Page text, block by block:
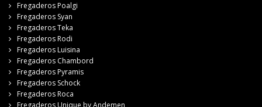
Fregaderos Poalgi
Fregaderos Syan
Fregaderos Teka
Fregaderos Rodi
Fregaderos Luisina
Fregaderos Chambord
Fregaderos Pyramis
Fregaderos Schock
Fregaderos Roca